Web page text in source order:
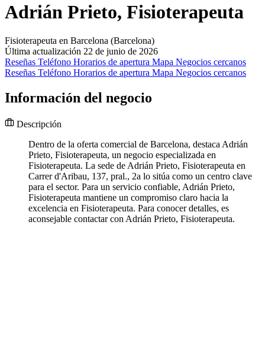
Adrián Prieto, Fisioterapeuta
Fisioterapeuta en Barcelona (Barcelona)
Última actualización 22 de junio de 2026
Reseñas Teléfono Horarios de apertura Mapa Negocios cercanos
Reseñas Teléfono Horarios de apertura Mapa Negocios cercanos
Información del negocio
Descripción
Dentro de la oferta comercial de Barcelona, destaca Adrián
Prieto, Fisioterapeuta, un negocio especializada en
Fisioterapeuta. La sede de Adrián Prieto, Fisioterapeuta en
Carrer d'Aribau, 137, pral., 2a lo sitúa como un centro clave
para el sector. Para un servicio confiable, Adrián Prieto,
Fisioterapeuta mantiene un compromiso claro hacia la
excelencia en Fisioterapeuta. Para conocer detalles, es
aconsejable contactar con Adrián Prieto, Fisioterapeuta.